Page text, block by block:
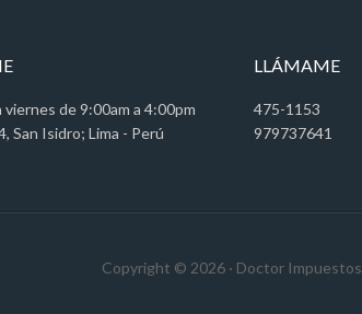
viernes de 9:00am a 4:00pm
San Isidro; Lima - Perú
LLÁMAME
475-1153
979737641
Copyright © 2026 · Doctor Impuestos